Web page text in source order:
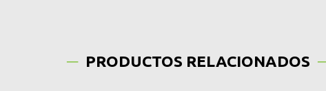
PRODUCTOS RELACIONADOS